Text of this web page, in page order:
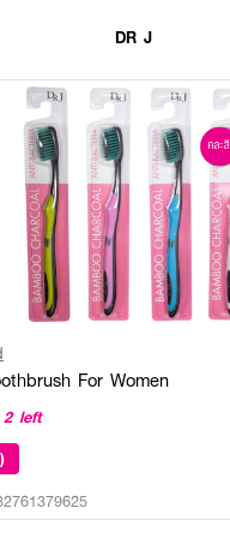
DR J
For Women
left